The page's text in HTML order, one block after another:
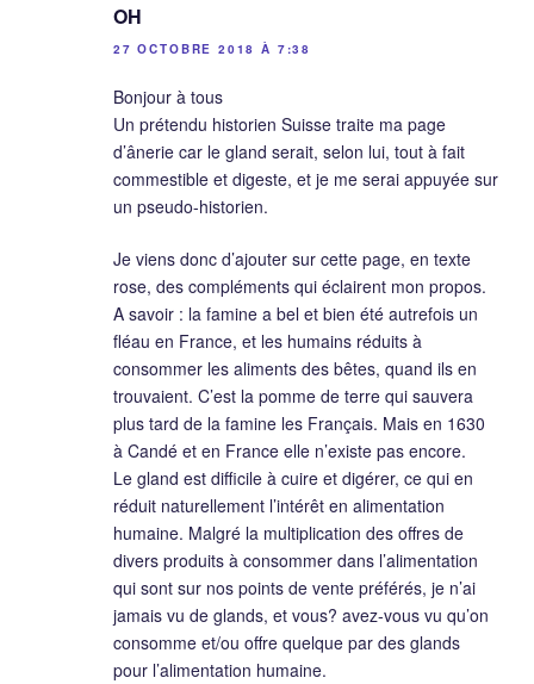
OH
27 OCTOBRE 2018 À 7:38
Bonjour à tous
Un prétendu historien Suisse traite ma page
d’ânerie car le gland serait, selon lui, tout à fait
commestible et digeste, et je me serai appuyée sur
un pseudo-historien.
Je viens donc d’ajouter sur cette page, en texte
rose, des compléments qui éclairent mon propos.
A savoir : la famine a bel et bien été autrefois un
fléau en France, et les humains réduits à
consommer les aliments des bêtes, quand ils en
trouvaient. C’est la pomme de terre qui sauvera
plus tard de la famine les Français. Mais en 1630
à Candé et en France elle n’existe pas encore.
Le gland est difficile à cuire et digérer, ce qui en
réduit naturellement l’intérêt en alimentation
humaine. Malgré la multiplication des offres de
divers produits à consommer dans l’alimentation
qui sont sur nos points de vente préférés, je n’ai
jamais vu de glands, et vous? avez-vous vu qu’on
consomme et/ou offre quelque par des glands
pour l’alimentation humaine.